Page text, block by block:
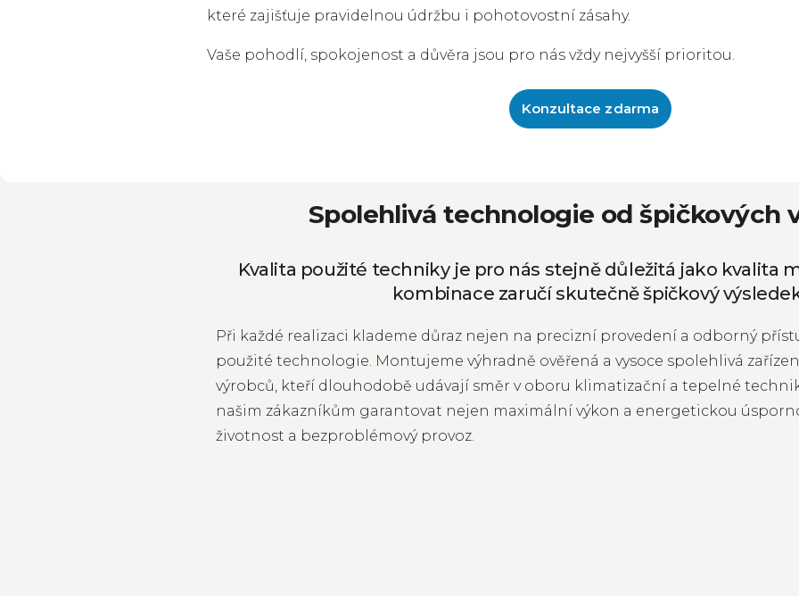
které zajišťuje pravidelnou údržbu i pohotovostní zásahy.
Vaše pohodlí, spokojenost a důvěra jsou pro nás vždy nejvyšší prioritou.
Konzultace zdarma
Spolehlivá technologie od špičkových
Kvalita použité techniky je pro nás stejně důležitá jako kvalita
kombinace zaručí skutečně špičkový
Při každé realizaci klademe důraz nejen na precizní provedení a odborný
použité technologie. Montujeme výhradně ověřená a vysoce spolehlivá
výrobců, kteří dlouhodobě udávají směr v oboru klimatizační a tepelné
našim zákazníkům garantovat nejen maximální výkon a energetickou
životnost a bezproblémový provoz.